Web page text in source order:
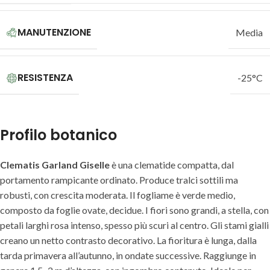
MANUTENZIONE Media
RESISTENZA -25°C
Profilo botanico
Clematis Garland Giselleè una clematide compatta, dal
portamento rampicante ordinato. Produce tralci sottili ma
robusti, con crescita moderata. Il fogliame è verde medio,
composto da foglie ovate, decidue. I fiori sono grandi, a stella, con
petali larghi rosa intenso, spesso più scuri al centro. Gli stami gialli
creano un netto contrasto decorativo. La fioritura è lunga, dalla
tarda primavera all’autunno, in ondate successive. Raggiunge in